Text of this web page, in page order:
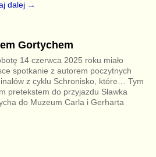
dalej →
Gortychem
14 czerwca 2025 roku miało
spotkanie z autorem poczytnych
z cyklu Schronisko, które… Tym
pretekstem do przyjazdu Sławka
do Muzeum Carla i Gerharta